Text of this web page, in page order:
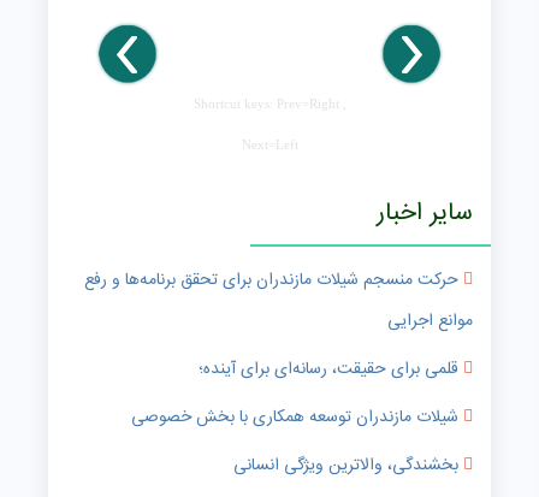
Shortcut keys: Prev=Right ,
Next=Left
سایر اخبار
حرکت منسجم شیلات مازندران برای تحقق برنامه‌ها و رفع
موانع اجرایی
قلمی برای حقیقت، رسانه‌ای برای آینده؛
شیلات مازندران توسعه همکاری با بخش خصوصی
بخشندگی، والاترین ویژگی انسانی